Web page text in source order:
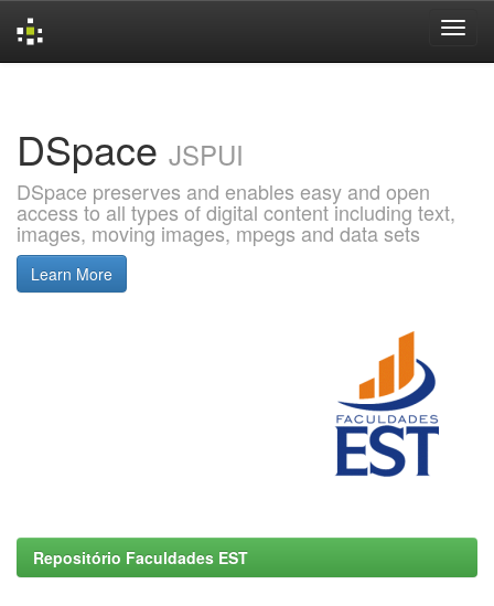
DSpace JSPUI
DSpace preserves and enables easy and open
access to all types of digital content including text,
images, moving images, mpegs and data sets
Learn More
Repositório Faculdades EST